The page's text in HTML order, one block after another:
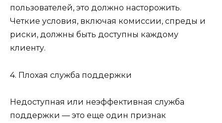
пользователей, это должно насторожить.
Четкие условия, включая комиссии, спреды и
риски, должны быть доступны каждому
клиенту.
4. Плохая служба поддержки
Недоступная или неэффективная служба
поддержки — это еще один признак